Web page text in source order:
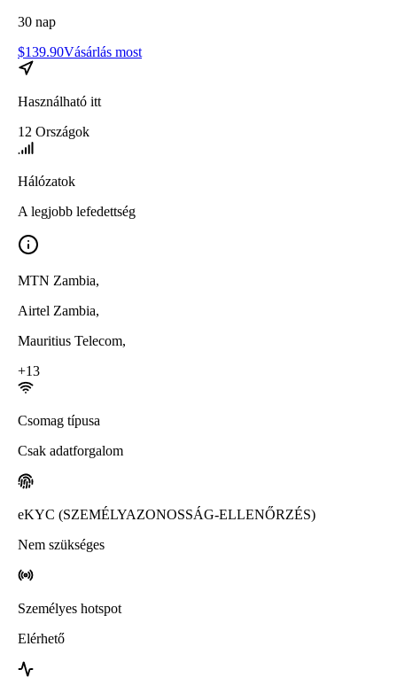
30 nap
$139.90Vásárlás most
Használható itt
12 Országok
Hálózatok
A legjobb lefedettség
MTN Zambia,
Airtel Zambia,
Mauritius Telecom,
+13
Csomag típusa
Csak adatforgalom
eKYC (SZEMÉLYAZONOSSÁG-ELLENŐRZÉS)
Nem szükséges
Személyes hotspot
Elérhető